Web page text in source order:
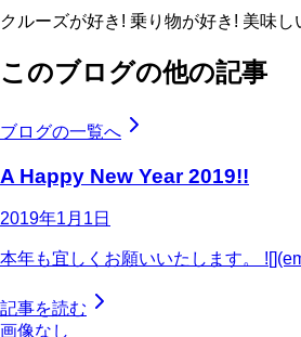
クルーズが好き! 乗り物が好き! 美味し
このブログの他の記事
ブログの一覧へ
A Happy New Year 2019!!
2019年1月1日
本年も宜しくお願いいたします。
記事を読む
画像なし